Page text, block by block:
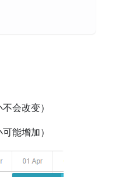
会改变）
能增加）